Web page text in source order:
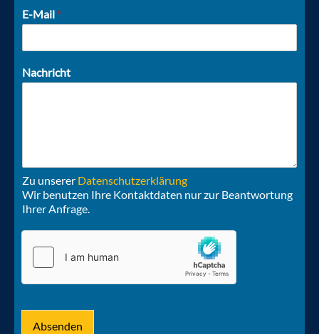
E-Mail *
Nachricht
Zu unserer Datenschutzerklärung
Wir benutzen Ihre Kontaktdaten nur zur Beantwortung
Ihrer Anfrage.
Absenden